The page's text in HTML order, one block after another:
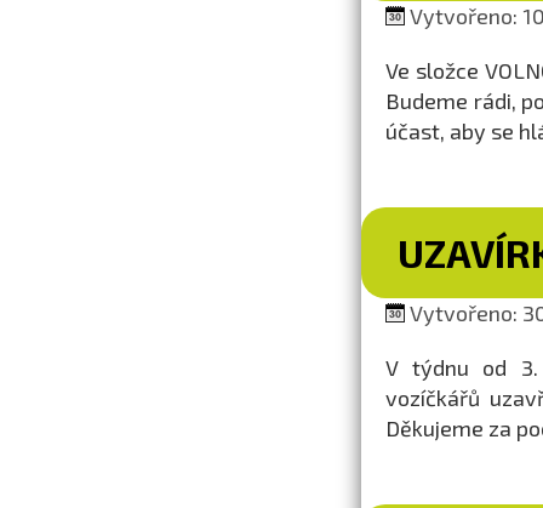
Vytvořeno:
Ve složce
Budeme rádi,
účast, aby se
Vytvořeno:
V týdnu od 3.
vozíčkářů
Děkujeme za